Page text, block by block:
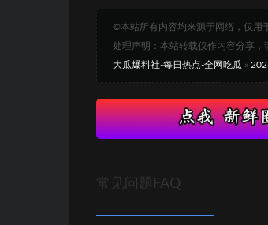
©本站所有内容均来源于网络，仅用
处理声明：本站转载仅作内容分享
大瓜爆料社-每日热点-全网吃瓜 »
常见问题FAQ